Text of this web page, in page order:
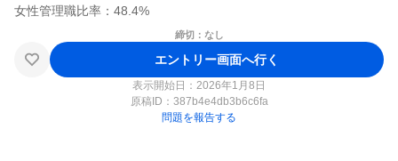
締切：なし
エントリー画面へ行く
表示開始日：2026年1月8日
原稿ID： 387b4e4db3b6c6fa
問題を報告する